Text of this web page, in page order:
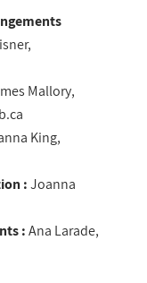
Mallory,
King,
:Joanna
:Ana Larade,